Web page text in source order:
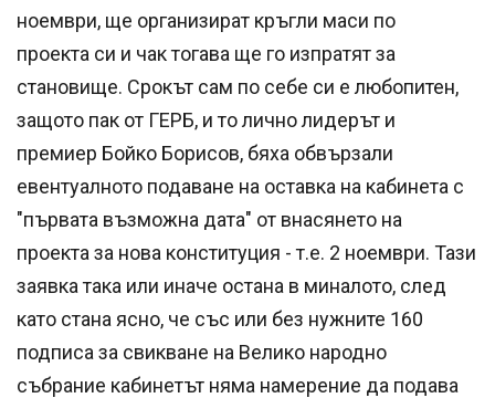
ноември, ще организират кръгли маси по
проекта си и чак тогава ще го изпратят за
становище. Срокът сам по себе си е любопитен,
защото пак от ГЕРБ, и то лично лидерът и
премиер Бойко Борисов, бяха обвързали
евентуалното подаване на оставка на кабинета с
"първата възможна дата" от внасянето на
проекта за нова конституция - т.е. 2 ноември. Тази
заявка така или иначе остана в миналото, след
като стана ясно, че със или без нужните 160
подписа за свикване на Велико народно
събрание кабинетът няма намерение да подава